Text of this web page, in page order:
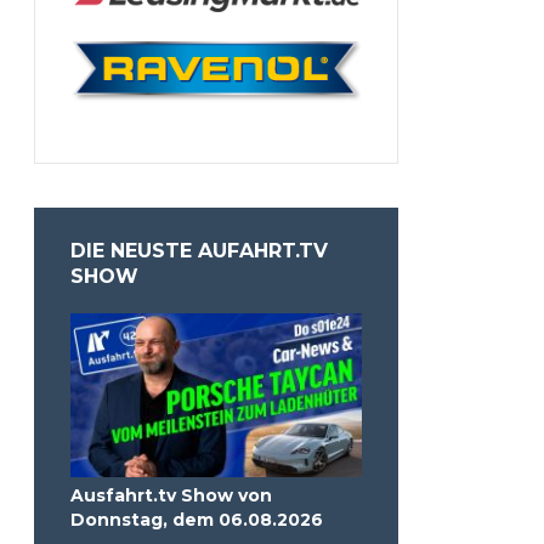
DIE NEUSTE AUFAHRT.TV
SHOW
Ausfahrt.tv Show von
Donnstag, dem 06.08.2026